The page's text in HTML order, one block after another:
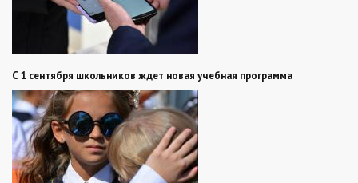
С 1 сентября школьников ждет новая учебная программа